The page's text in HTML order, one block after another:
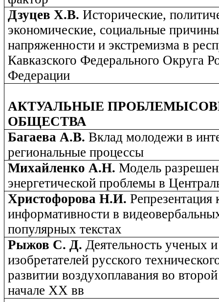
Дзуцев Х.В.Исторические,
экономические, социальные
напряженности и экстремизма в
Кавказского Федерального Округа
Федерации
АКТУАЛЬНЫЕ
ОБЩЕСТВА
Багаева А.В.Вклад молодежи в
региональные процессы
Михайленко А.Н.Модель
энергетической проблемы в
Христофорова Н.И.Репрезентация
информативности в
популярных текстах
Рыжов С. Д.Деятельность ученых
изобретателей русского
развитии воздухоплавания во
начале XX вв